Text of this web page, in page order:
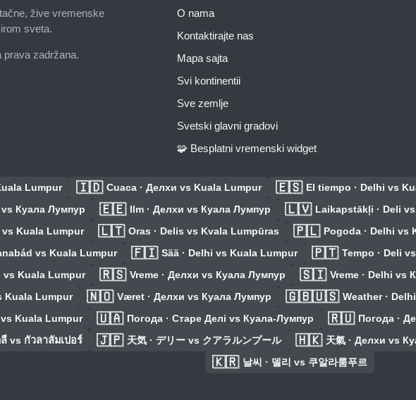
žive vremenske
sveta.
zadržana.
O nama
Kontaktirajte nas
Mapa sajta
Svi kontinentii
Sve zemlje
Svetski glavni gradovi
🧩 Besplatni vremenski widget
Lumpur 🇮🇩 Cuaca · Делхи vs Kuala Lumpur 🇪🇸 El tiempo · Delhi vs
Куала Лумпур 🇪🇪 Ilm · Делхи vs Куала Лумпур 🇱🇻 Laikapstākļi · Deli
vs Kuala Lumpur 🇱🇹 Oras · Delis vs Kvala Lumpūras 🇵🇱 Pogoda · Delhi vs
vs Kuala Lumpur 🇫🇮 Sää · Delhi vs Kuala Lumpur 🇵🇹 Tempo · Deli
vs Kuala Lumpur 🇷🇸 Vreme · Делхи vs Куала Лумпур 🇸🇮 Vreme · Delhi vs
Kuala Lumpur 🇳🇴 Været · Делхи vs Куала Лумпур 🇬🇧🇺🇸 Weather ·
Kuala Lumpur 🇺🇦 Погода · Старе Делі vs Куала-Лумпур 🇷🇺 Погода ·
vs กัวลาลัมเปอร์ 🇯🇵 天気 · デリー vs クアラルンプール 🇭🇰 天氣 · Делхи vs
🇰🇷 날씨 · 델리 vs 쿠알라룸푸르